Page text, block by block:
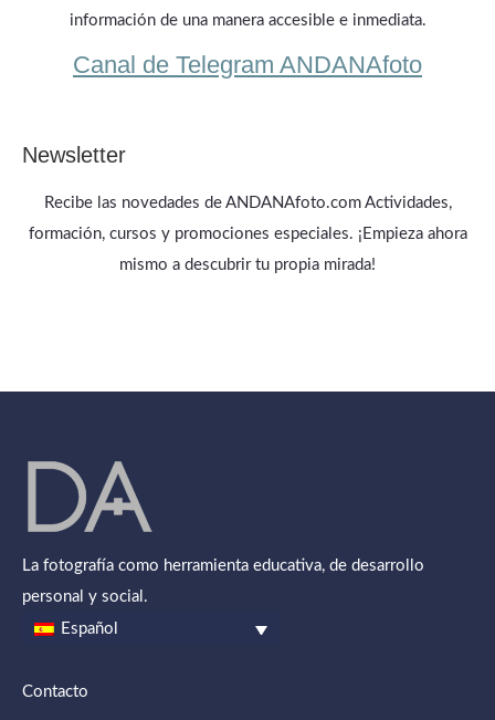
información de una manera accesible e inmediata.
Canal de Telegram ANDANAfoto
Newsletter
Recibe las novedades de ANDANAfoto.com Actividades,
formación, cursos y promociones especiales. ¡Empieza ahora
mismo a descubrir tu propia mirada!
La fotografía como herramienta educativa, de desarrollo
personal y social.
Español
Contacto